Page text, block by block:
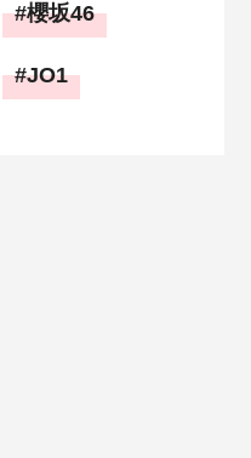
櫻坂46
JO1